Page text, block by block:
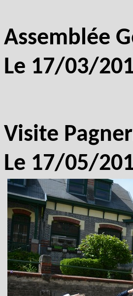
Assemblée
Le 17/03/
Visite
Le 17/05/